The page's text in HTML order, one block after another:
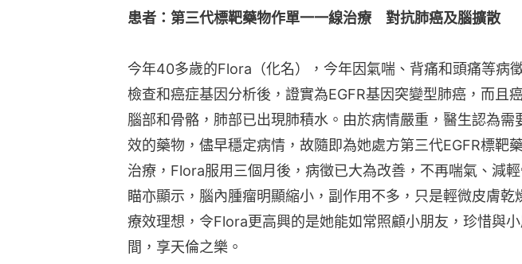
患者：第三代標靶藥物作單一一線治療　對抗肺癌及腦擴散
今年40多歲的Flora（化名），今年因氣喘、背痛和頭痛等病
檢查和癌症基因分析後，證實為EGFR基因突變型肺癌，而且
腦部和骨骼，肺部已出現肺積水。由於病情嚴重，醫生認為需
效的藥物，儘早穩定病情，故隨即為她處方第三代EGFR標靶
治療，Flora服用三個月後，病徵已大為改善，不再喘氣、減
瞄亦顯示，腦內腫瘤明顯縮小，副作用不多，只是輕微皮膚乾
療效理想，令Flora更高興的是她能如常照顧小朋友，珍惜與
間，享天倫之樂。